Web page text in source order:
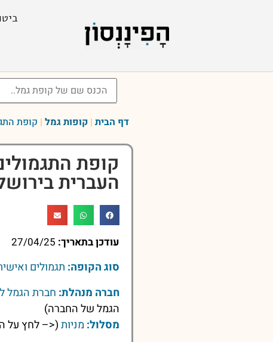
דף הבית | קופות גמל | קופת
קופת
העברית
עודכן בתאריך: 27/04/25
סוג הקופה: תגמולים
חברה מנהלת: חברת הגמל
הגמל של החברה)
מסלול: מניות(<– לחץ על